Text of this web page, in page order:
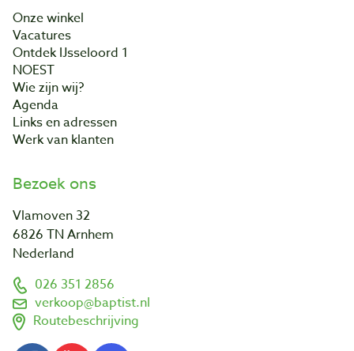
Onze winkel
Vacatures
Ontdek IJsseloord 1
NOEST
Wie zijn wij?
Agenda
Links en adressen
Werk van klanten
Bezoek ons
Vlamoven 32
6826 TN Arnhem
Nederland
026 351 2856
verkoop@baptist.nl
Routebeschrijving